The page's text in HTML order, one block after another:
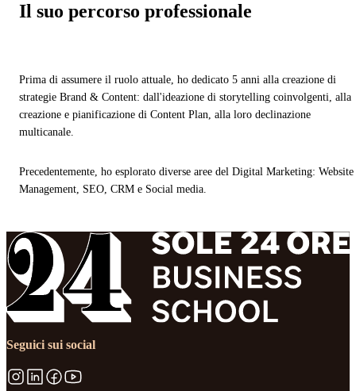
Il suo percorso professionale
Prima di assumere il ruolo attuale, ho dedicato 5 anni alla creazione di
strategie Brand & Content: dall'ideazione di storytelling coinvolgenti, alla
creazione e pianificazione di Content Plan, alla loro declinazione
multicanale.
Precedentemente, ho esplorato diverse aree del Digital Marketing: Website
Management, SEO, CRM e Social media.
Seguici sui social